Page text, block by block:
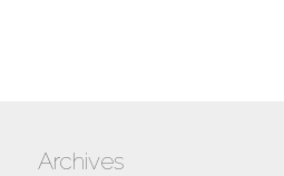
Archives